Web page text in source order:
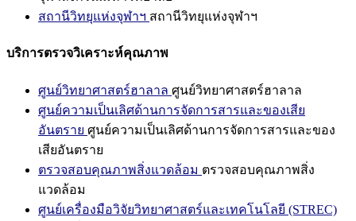
สถานีวิทยุแห่งจุฬาฯ สถานีวิทยุแห่งจุฬาฯ
บริการตรวจวิเคราะห์คุณภาพ
ศูนย์วิทยาศาสตร์ฮาลาล ศูนย์วิทยาศาสตร์ฮาลาล
ศูนย์ความเป็นเลิศด้านการจัดการสารและของเสีย
อันตราย ศูนย์ความเป็นเลิศด้านการจัดการสารและของ
เสียอันตราย
ตรวจสอบคุณภาพสิ่งแวดล้อม ตรวจสอบคุณภาพสิ่ง
แวดล้อม
ศูนย์เครื่องมือวิจัยวิทยาศาสตร์และเทคโนโลยี (STREC)